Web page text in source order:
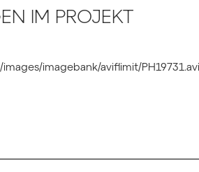
IM PROJEKT